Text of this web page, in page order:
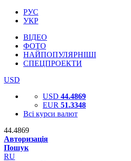
РУС
УКР
ВІДЕО
ФОТО
НАЙПОПУЛЯРНІШІ
СПЕЦПРОЕКТИ
USD
USD 44.4869
EUR 51.3348
Всі курси валют
44.4869
Авторизація
Пошук
RU